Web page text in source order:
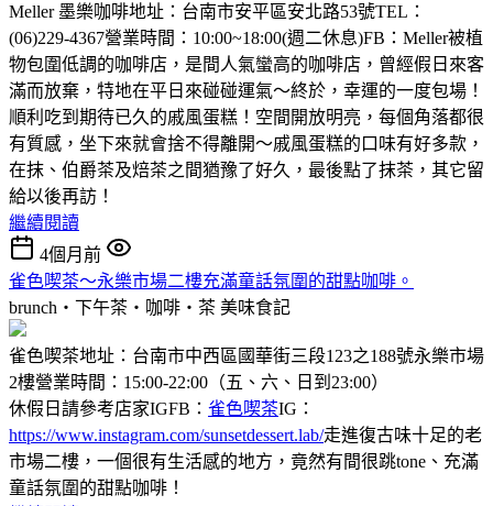
Meller 墨樂咖啡地址：台南市安平區安北路53號TEL：
(06)229-4367營業時間：10:00~18:00(週二休息)FB：Meller被植
物包圍低調的咖啡店，是間人氣蠻高的咖啡店，曾經假日來客
滿而放棄，特地在平日來碰碰運氣～終於，幸運的一度包場！
順利吃到期待已久的戚風蛋糕！空間開放明亮，每個角落都很
有質感，坐下來就會捨不得離開～戚風蛋糕的口味有好多款，
在抹、伯爵茶及焙茶之間猶豫了好久，最後點了抹茶，其它留
給以後再訪！
繼續閱讀
4個月前
雀色喫茶～永樂市場二樓充滿童話氛圍的甜點咖啡。
brunch‧下午茶‧咖啡‧茶 美味食記
雀色喫茶地址：台南市中西區國華街三段123之188號永樂市場
2樓營業時間：15:00-22:00（五、六、日到23:00）
休假日請參考店家IGFB： 雀色喫茶IG：
https://www.instagram.com/sunsetdessert.lab/走進復古味十足的老
市場二樓，一個很有生活感的地方，竟然有間很跳tone、充滿
童話氛圍的甜點咖啡！